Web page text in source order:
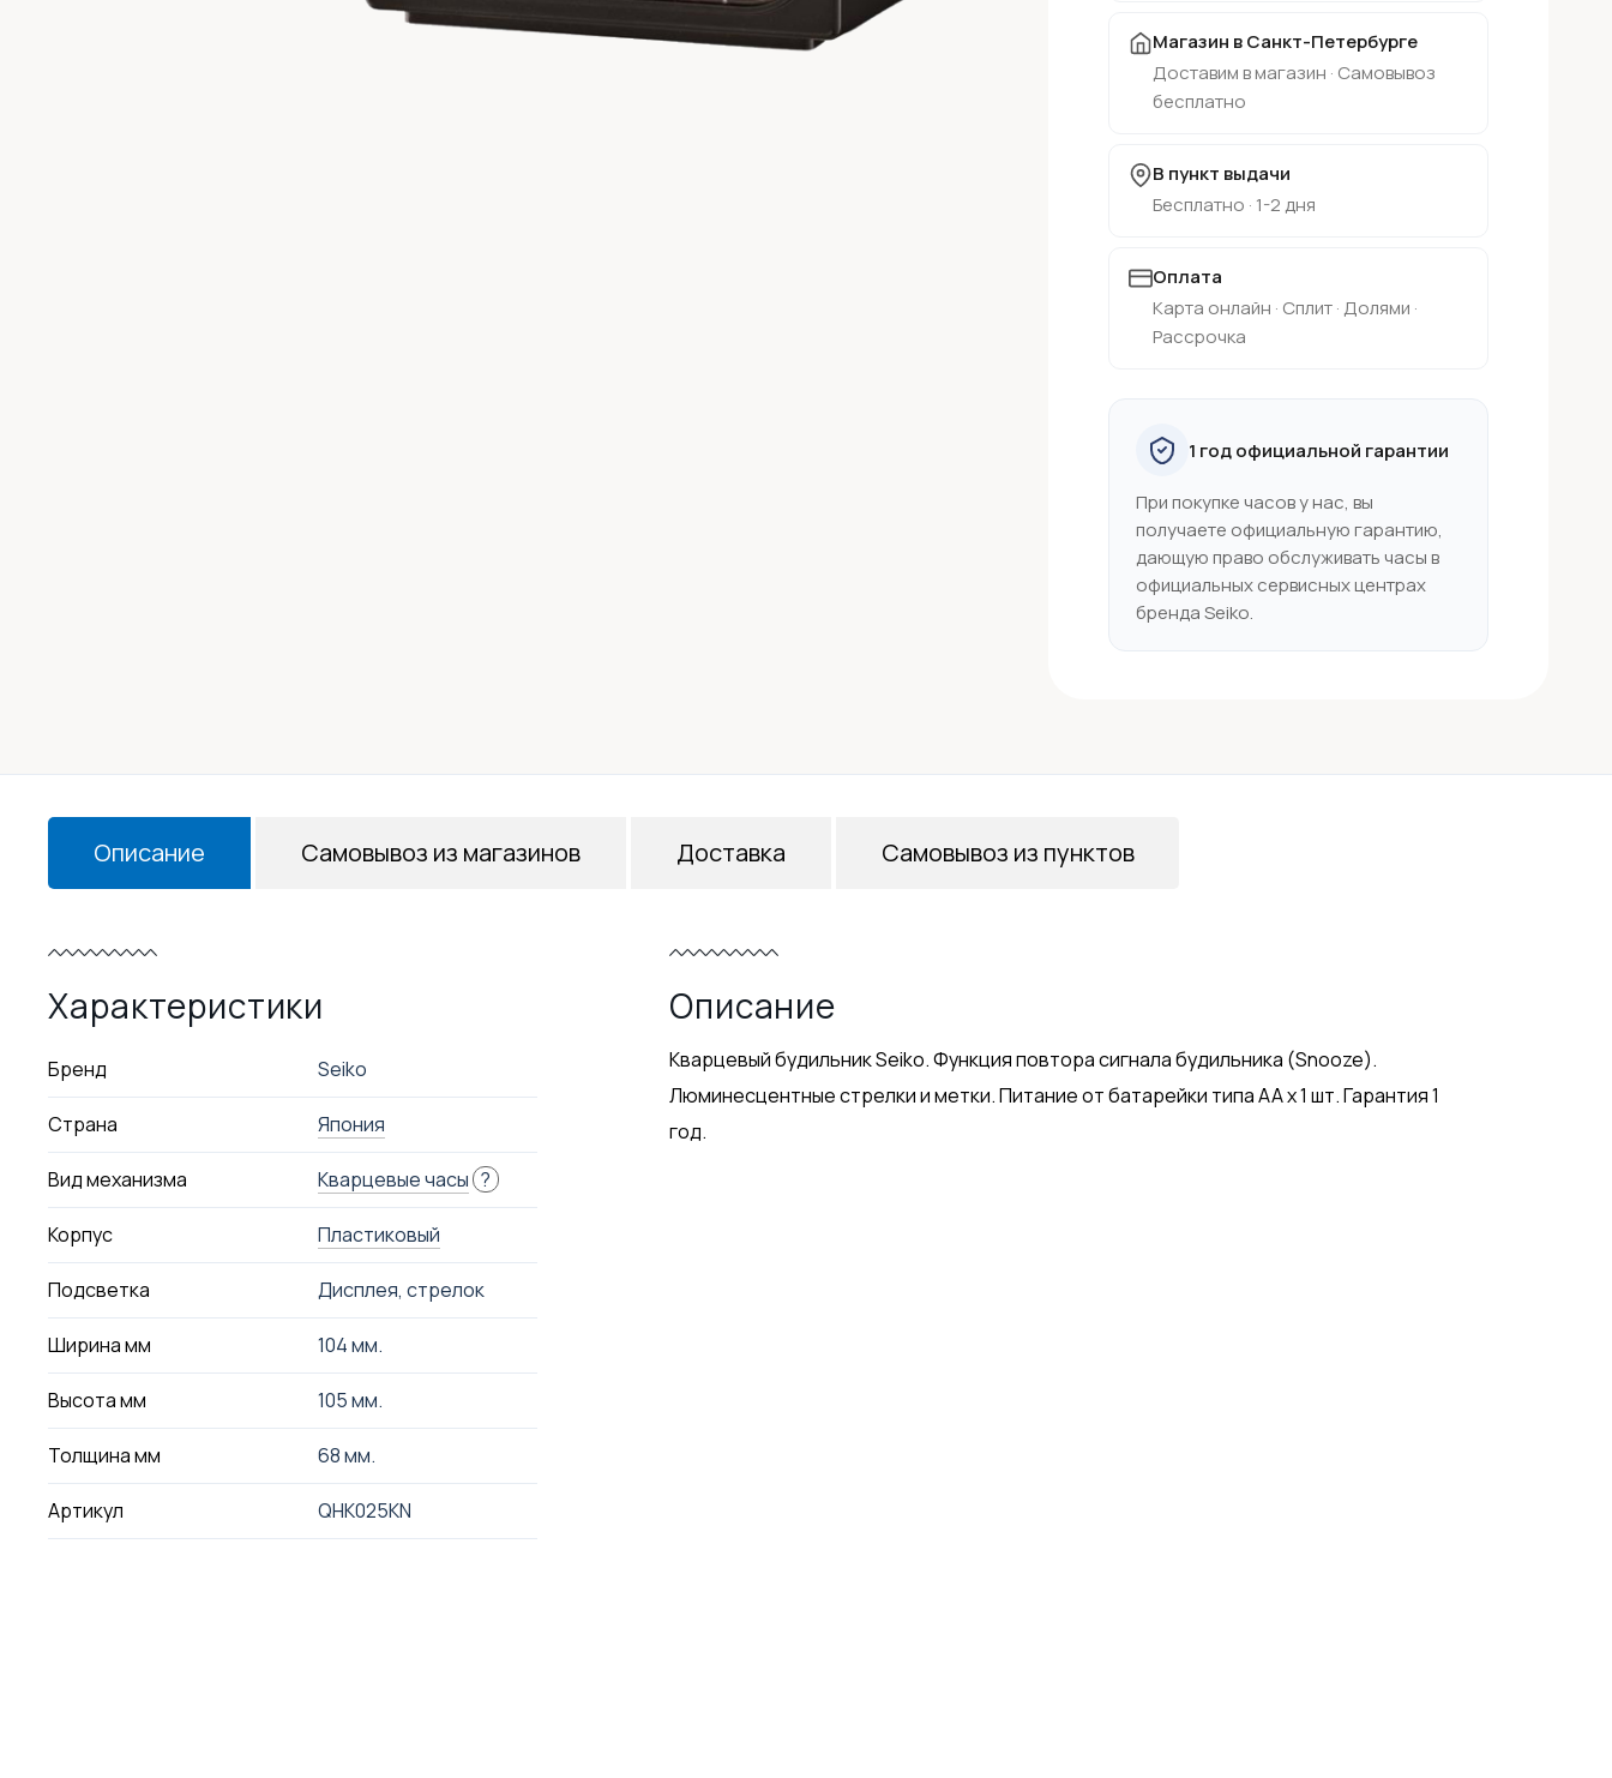
Магазин в Санкт-Петербурге
Доставим в магазин · Самовывоз
бесплатно
В пункт выдачи
Бесплатно · 1-2 дня
Оплата
Карта онлайн · Сплит · Долями ·
Рассрочка
1 год официальной гарантии
При покупке часов у нас, вы
получаете официальную гарантию,
дающую право обслуживать часы в
официальных сервисных центрах
бренда Seiko.
Описание
Характеристики
Бренд Seiko
Страна Япония
Вид механизма Кварцевые часы ?
Корпус Пластиковый
Подсветка Дисплея, стрелок
Ширина мм 104 мм.
Высота мм 105 мм.
Толщина мм 68 мм.
Артикул QHK025KN
Описание
Кварцевый будильник Seiko. Функция повтора сигнала будильника (Snoоze).
Люминесцентные стрелки и метки. Питание от батарейки типа АА х 1 шт. Гарантия 1
год.
Самовывоз из магазинов Доставка Самовывоз из пунктов